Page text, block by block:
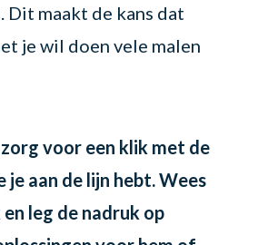
Dit maakt de kans dat
je wil doen vele malen
voor een klik met de
je aan de lijn hebt. Wees
leg de nadruk op